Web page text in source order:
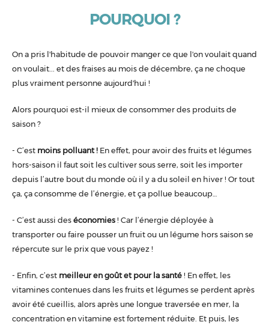
POURQUOI ?
On a pris l'habitude de pouvoir manger ce que l'on voulait quand
on voulait... et des fraises au mois de décembre, ça ne choque
plus vraiment personne aujourd'hui !
Alors pourquoi est-il mieux de consommer des produits de
saison ?
- C’est moins polluant ! En effet, pour avoir des fruits et légumes
hors-saison il faut soit les cultiver sous serre, soit les importer
depuis l’autre bout du monde où il y a du soleil en hiver ! Or tout
ça, ça consomme de l’énergie, et ça pollue beaucoup…
- C’est aussi des économies ! Car l’énergie déployée à
transporter ou faire pousser un fruit ou un légume hors saison se
répercute sur le prix que vous payez !
- Enfin, c’est meilleur en goût et pour la santé ! En effet, les
vitamines contenues dans les fruits et légumes se perdent après
avoir été cueillis, alors après une longue traversée en mer, la
concentration en vitamine est fortement réduite. Et puis, les